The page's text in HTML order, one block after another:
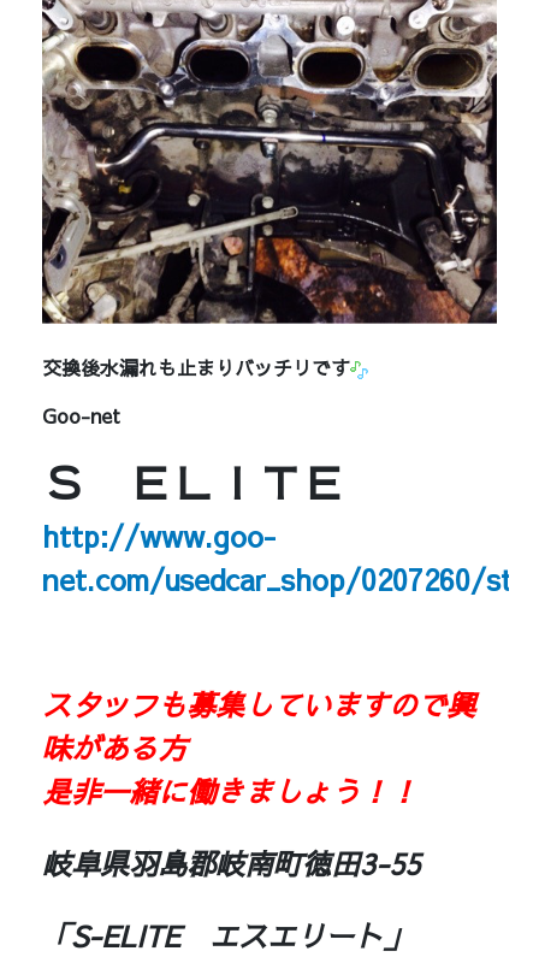
交換後水漏れも止まりバッチリです
Goo-net
Ｓ ＥＬＩＴＥ
http://www.goo-
net.com/usedcar_shop/0207260/
スタッフも募集していますので興
味がある方
是非一緒に働きましょう！！
岐阜県羽島郡岐南町徳田3-55
「S-ELITE エスエリート」